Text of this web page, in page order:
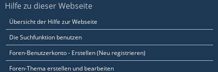
Hilfe zu dieser Webseite
Übersicht der Hilfe zur Webseite
Die Suchfunktion benutzen
Foren-Benutzerkonto - Erstellen (Neu registrieren)
Foren-Thema erstellen und bearbeiten